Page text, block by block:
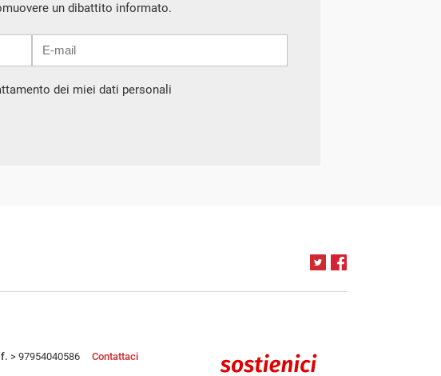
un dibattito informato.
dei miei dati personali
> 97954040586 Contattaci